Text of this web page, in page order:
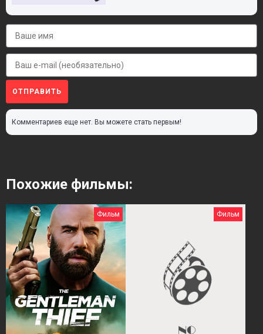
ОТПРАВИТЬ
Комментариев еще нет. Вы можете стать первым!
Похожие фильмы:
Фильм Фильм